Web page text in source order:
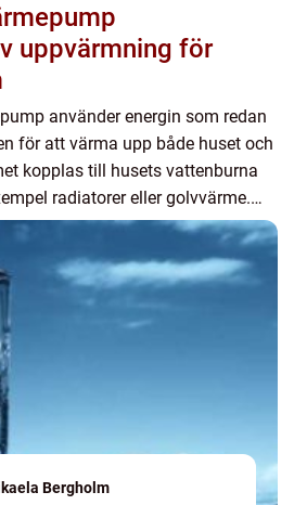
uppvärmning för
använder energin som redan
för att värma upp både huset och
kopplas till husets vattenburna
radiatorer eller golvvärme.
Bergholm